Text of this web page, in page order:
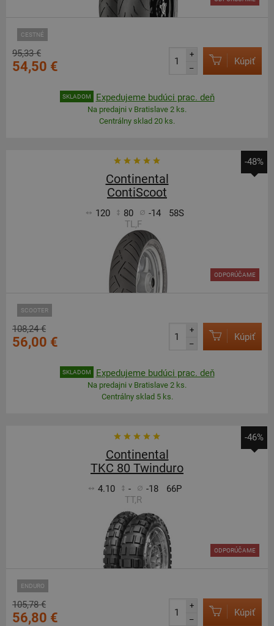
CESTNÉ
95,33 €
54,50 €
+
–
Kúpiť
SKLADOM Expedujeme budúci prac. deň
Na predajni v Bratislave 2 ks.
Centrálny sklad 20 ks.
-48%
Continental
ContiScoot
120 80 -14
58S
TL,F
SCOOTER
ODPORÚČAME
108,24 €
56,00 €
+
–
Kúpiť
SKLADOM Expedujeme budúci prac. deň
Na predajni v Bratislave 2 ks.
Centrálny sklad 5 ks.
-46%
Continental
TKC 80 Twinduro
4.10 - -18
66P
TT,R
ENDURO
ODPORÚČAME
105,78 €
56,80 €
+
–
Kúpiť